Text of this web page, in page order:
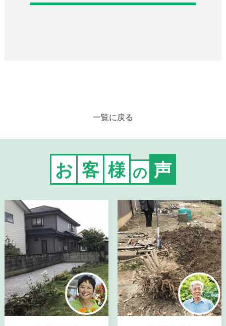
一覧に戻る
お 客 様 の 声